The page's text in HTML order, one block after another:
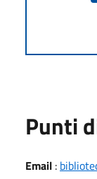
Punti
Email :